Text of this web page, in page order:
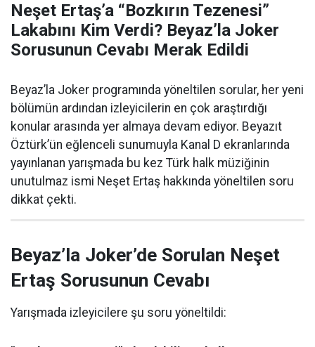
Neşet Ertaş’a “Bozkırın Tezenesi”
Lakabını Kim Verdi? Beyaz’la Joker
Sorusunun Cevabı Merak Edildi
Beyaz’la Joker programında yöneltilen sorular, her yeni
bölümün ardından izleyicilerin en çok araştırdığı
konular arasında yer almaya devam ediyor. Beyazıt
Öztürk’ün eğlenceli sunumuyla Kanal D ekranlarında
yayınlanan yarışmada bu kez Türk halk müziğinin
unutulmaz ismi Neşet Ertaş hakkında yöneltilen soru
dikkat çekti.
Beyaz’la Joker’de Sorulan Neşet
Ertaş Sorusunun Cevabı
Yarışmada izleyicilere şu soru yöneltildi: